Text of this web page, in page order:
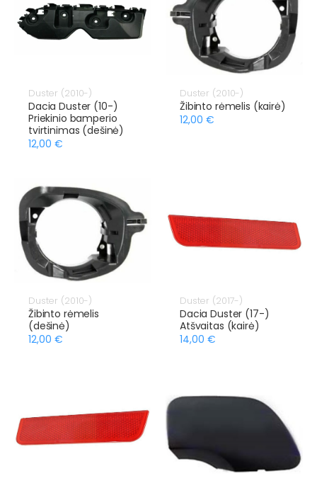
Duster (2010-)
Dacia Duster (10-)
Priekinio bamperio
tvirtinimas (dešinė)
12,00 €
Duster (2010-)
Žibinto rėmelis (kairė)
12,00 €
Duster (2010-)
Žibinto rėmelis
(dešinė)
12,00 €
Duster (2017-)
Dacia Duster (17-)
Atšvaitas (kairė)
14,00 €